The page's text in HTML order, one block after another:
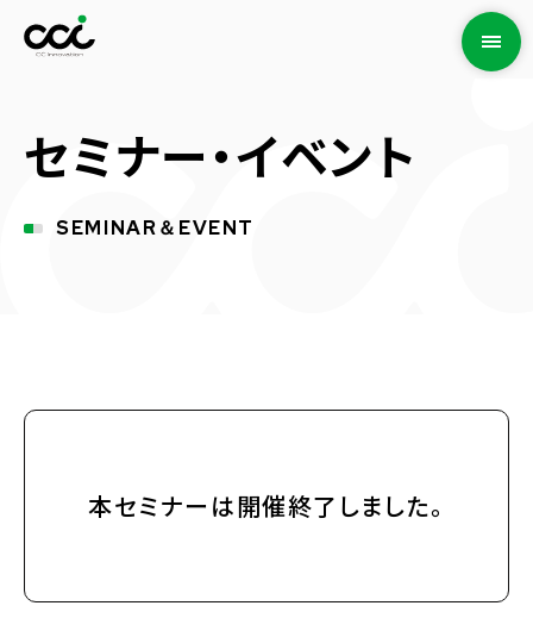
セミナー・イベント
SEMINAR＆EVENT
本セミナーは開催終了しました。